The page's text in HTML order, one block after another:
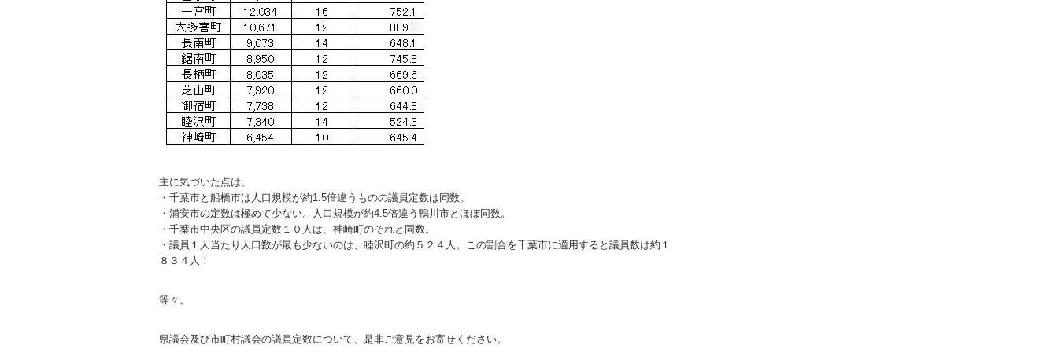
主に気づいた点は、
・千葉市と船橋市は人口規模が約1.5倍違うものの議員定数は同数。
・浦安市の定数は極めて少ない。人口規模が約4.5倍違う鴨川市とほぼ同数。
・千葉市中央区の議員定数１０人は、神崎町のそれと同数。
・議員１人当たり人口数が最も少ないのは、睦沢町の約５２４人。この割合を千葉市に適用すると議員数は約１
８３４人！
等々。
県議会及び市町村議会の議員定数について、是非ご意見をお寄せください。